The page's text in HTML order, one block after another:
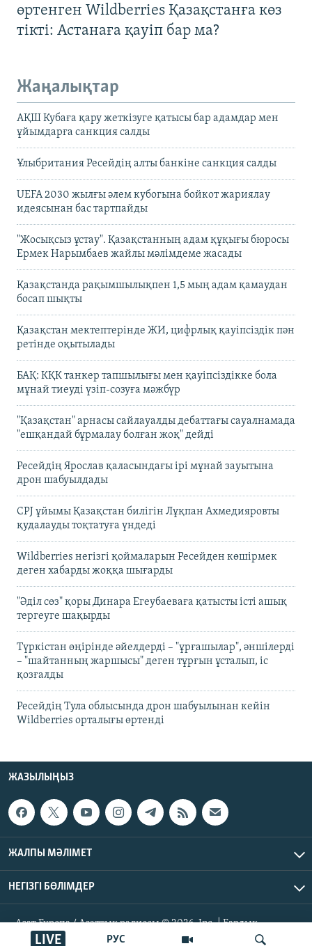
РУС
LIVE
өртенген Wildberries Қазақстанға көз
тікті: Астанаға қауіп бар ма?
Жаңалықтар
АҚШ Кубаға қару жеткізуге қатысы бар адамдар мен
ұйымдарға санкция салды
Ұлыбритания Ресейдің алты банкіне санкция салды
UEFA 2030 жылғы әлем кубогына бойкот жариялау
идеясынан бас тартпайды
"Жосықсыз ұстау". Қазақстанның адам құқығы бюросы
Ермек Нарымбаев жайлы мәлімдеме жасады
Қазақстанда рақымшылықпен 1,5 мың адам қамаудан
босап шықты
Қазақстан мектептерінде ЖИ, цифрлық қауіпсіздік пән
ретінде оқытылады
БАҚ: КҚК танкер тапшылығы мен қауіпсіздікке бола
мұнай тиеуді үзіп-созуға мәжбүр
"Қазақстан" арнасы сайлауалды дебаттағы сауалнамада
"ешқандай бұрмалау болған жоқ" дейді
Ресейдің Ярослав қаласындағы ірі мұнай зауытына
дрон шабуылдады
CPJ ұйымы Қазақстан билігін Лұқпан Ахмедияровты
қудалауды тоқтатуға үндеді
Wildberries негізгі қоймаларын Ресейден көшірмек
деген хабарды жоққа шығарды
"Әділ сөз" қоры Динара Егеубаеваға қатысты істі ашық
тергеуге шақырды
Түркістан өңірінде әйелдерді – "ұрғашылар", әншілерді
– "шайтанның жаршысы" деген тұрғын ұсталып, іс
қозғалды
Ресейдің Тула облысында дрон шабуылынан кейін
Wildberries орталығы өртенді
ЖАЗЫЛЫҢЫЗ
ЖАЛПЫ МӘЛІМЕТ
НЕГІЗГІ БӨЛІМДЕР
Азат Еуропа / Азаттық радиосы © 2026, Inc. | Барлық
құқықтары қорғалған